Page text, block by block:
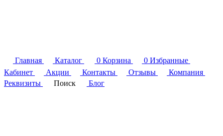
Главная Каталог 0 Корзина 0 Избранные
Кабинет
Акции Контакты Отзывы
Компания
Реквизиты
Поиск Блог